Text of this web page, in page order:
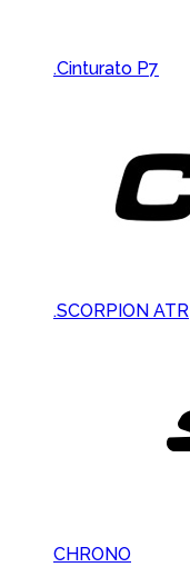
.Cinturato P7
.SCORPION ATR
CHRONO